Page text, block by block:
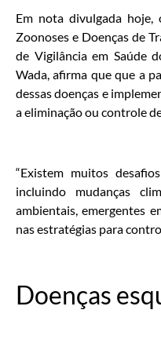
Em nota divulgada hoje,
Zoonoses e Doenças de
de Vigilância em Saúde
Wada, afirma que que a
dessas doenças e
a eliminação ou controle
“Existem muitos
incluindo mudanças
ambientais, emergentes
nas estratégias para
Doenças